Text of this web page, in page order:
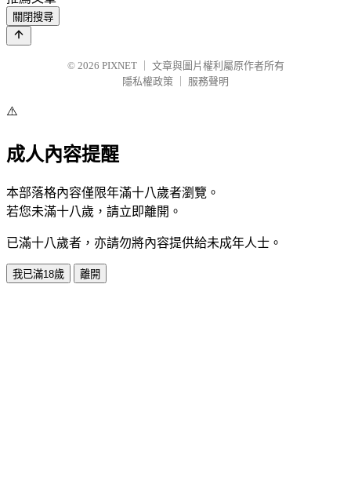
關閉搜尋
© 2026 PIXNET
文章與圖片權利屬原作者所有
隱私權政策
服務聲明
⚠️
成人內容提醒
本部落格內容僅限年滿十八歲者瀏覽。
若您未滿十八歲，請立即離開。
已滿十八歲者，亦請勿將內容提供給未成年人士。
我已滿18歲 離開